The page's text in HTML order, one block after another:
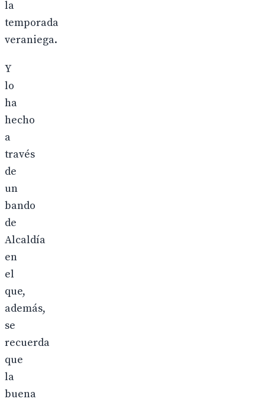
la
temporada
veraniega.
Y
lo
ha
hecho
a
través
de
un
bando
de
Alcaldía
en
el
que,
además,
se
recuerda
que
la
buena